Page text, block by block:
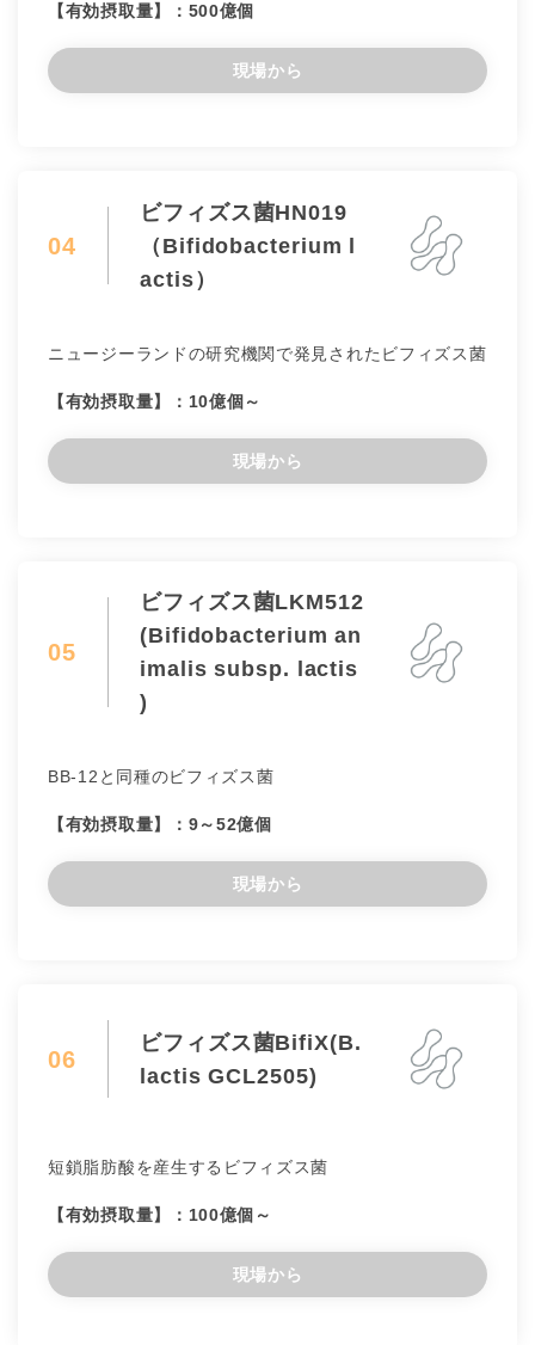
【有効摂取量】：500億個
現場から
04
ビフィズス菌HN019
（Bifidobacterium l
actis）
ニュージーランドの研究機関で発見されたビフィズス菌
【有効摂取量】：10億個～
現場から
05
ビフィズス菌LKM512
(Bifidobacterium an
imalis subsp. lactis
)
BB-12と同種のビフィズス菌
【有効摂取量】：9～52億個
現場から
06
ビフィズス菌BifiX(B.
lactis GCL2505)
短鎖脂肪酸を産生するビフィズス菌
【有効摂取量】：100億個～
現場から